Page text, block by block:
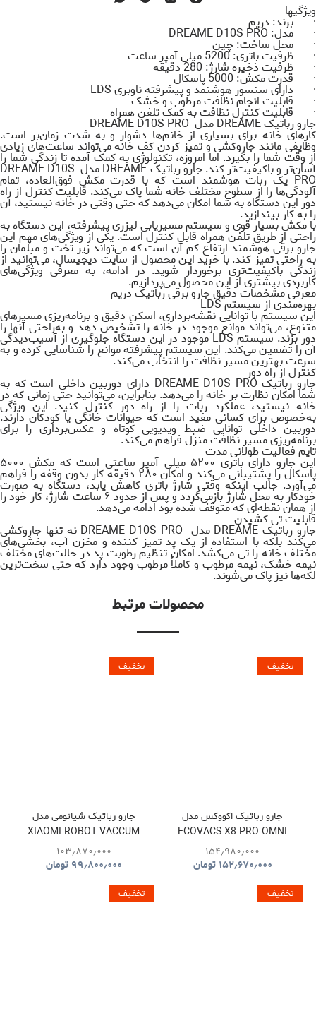
ویژگی­ها
· برند: دریم
· مدل: DREAME D10S PRO
· محل ساخت: چین
· ظرفیت باتری:5200میلی آمپر ساعت
· ظرفیت ذخیره شارژ: 280دقیقه
· قدرت مکش:5000پاسکال
· دارای سنسور هوشنمد و پیشرفته ناوبریLDS
· قابلیت انجام نظافت مرطوب و خشک
· قابلیت کنترل نظافت به کمک تلفن همراه
جارو رباتیک DREAME مدل DREAME D10S PRO
کارهای خانه برای بسیاری از خانم‌ها دشوار و به شدت زمان‌بر است.
وظایفی مانند جاروکشی و تمیز کردن کف خانه می‌تواند ساعت‌های زیادی
از وقت شما را بگیرد. اما امروزه، تکنولوژی به کمک آمده تا زندگی شما را
آسان‌تر و باکیفیت‌تر کند. جارو رباتیکDREAMEمدل DREAME D10S
PROیک ربات هوشمند است که با قدرت مکش فوق‌العاده، تمام
آلودگی‌ها را از سطوح مختلف خانه شما پاک می‌کند. قابلیت کنترل از راه
دور این دستگاه به شما امکان می‌دهد که حتی وقتی در خانه نیستید، آن
را به کار بیندازید.
با مکش بسیار قوی و سیستم مسیریابی لیزری پیشرفته، این دستگاه به
راحتی از طریق تلفن همراه قابل کنترل است. یکی از ویژگی‌های مهم این
جارو برقی هوشمندارتفاع کم آن است که می‌تواند زیر تخت و مبلمان را
به راحتی تمیز کند. با خرید این محصول از سایت دیجیسال، می‌توانید از
زندگی باکیفیت‌تری برخوردار شوید. در ادامه، به معرفی ویژگی‌های
کاربردی بیشتری از این محصول می‌پردازیم.
معرفی مشخصات دقیق جارو برقی رباتیک دریم
بهره‌مندی از سیستم LDS
این سیستم با توانایی نقشه‌برداری، اسکن دقیق و برنامه‌ریزی مسیرهای
متنوع، می‌تواند موانع موجود در خانه را تشخیص دهد و به‌راحتی آنها را
دور بزند. سیستم LDS موجود در این دستگاه جلوگیری از آسیب‌دیدگی
آن را تضمین می‌کند. این سیستم پیشرفته موانع را شناسایی کرده و به
سرعت بهترین مسیر نظافت را انتخاب می‌کند.
کنترل از راه دور
جارو رباتیک DREAME D10S PRO دارای دوربین داخلی است که به
شما امکان نظارت بر خانه را می‌دهد. بنابراین، می‌توانید حتی زمانی که در
خانه نیستید، عملکرد ربات را از راه دور کنترل کنید. این ویژگی
به‌خصوص برای کسانی مفید است که حیوانات خانگی یا کودکان دارند.
دوربین داخلی توانایی ضبط ویدیویی کوتاه و عکس‌برداری را برای
برنامه‌ریزی مسیر نظافت منزل فراهم می‌کند.
تایم فعالیت طولانی مدت
این جارو دارای باتری ۵۲۰۰ میلی آمپر ساعتی است که مکش ۵۰۰۰
پاسکال را پشتیبانی می‌کند و امکان ۲۸۰ دقیقه کار بدون وقفه را فراهم
می‌آورد. جالب اینکه وقتی شارژ باتری کاهش یابد، دستگاه به صورت
خودکار به محل شارژ بازمی‌گردد و پس از حدود ۶ ساعت شارژ، کار خود را
از همان نقطه‌ای که متوقف شده بود ادامه می‌دهد.
قابلیت تی کشیدن
جارو رباتیک DREAME مدل DREAME D10S PRO نه تنها جاروکشی
می‌کند بلکه با استفاده از یک پد تمیز کننده و مخزن آب، بخشی‌های
مختلف خانه را تی می‌کشد. امکان تنظیم رطوبت پد در حالت‌های مختلف
نیمه خشک، نیمه مرطوب و کاملاً مرطوب وجود دارد که حتی سخت‌ترین
لکه‌ها نیز پاک می‌شوند.
محصولات مرتبط
تخفیف
جارو رباتیک اکووکس مدل
ECOVACS X8 PRO OMNI
۱۵۴٫۹۸۰٫۰۰۰
۱۵۲٫۶۷۰٫۰۰۰ تومان
تخفیف
جارو رباتیک شیائومی مدل
XIAOMI ROBOT VACCUM
H50 PRO
۱۰۳٫۸۷۰٫۰۰۰
۹۹٫۸۰۰٫۰۰۰ تومان
تخفیف تخفیف